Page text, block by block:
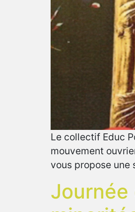
Le collectif Educ
mouvement
vous propose une